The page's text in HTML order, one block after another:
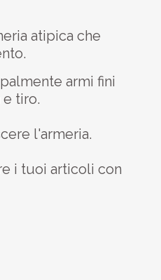
atipica che
armi fini
tiro.
l'armeria.
i tuoi articoli con